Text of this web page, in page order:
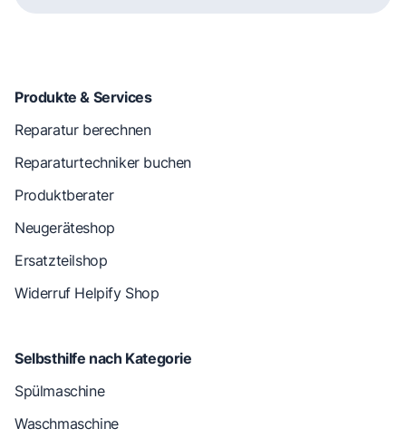
Produkte & Services
Reparatur berechnen
Reparaturtechniker buchen
Produktberater
Neugeräteshop
Ersatzteilshop
Widerruf Helpify Shop
Selbsthilfe nach Kategorie
Spülmaschine
Waschmaschine